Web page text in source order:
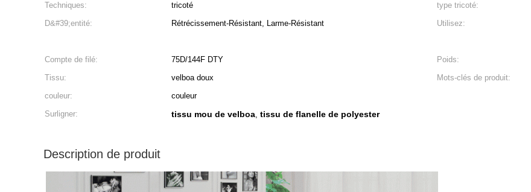
Techniques:
tricoté type tricoté:
D&#39;entité:
Rétrécissement-Résistant, Larme-Résistant Utilisez:
Compte de filé:
75D/144F DTY Poids:
Tissu:
velboa doux Mots-clés de produit:
couleur:
couleur
Surligner:
tissu mou de velboa, tissu de flanelle de polyester
Description de produit